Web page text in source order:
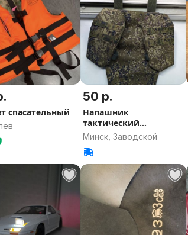
спасательный
50 р.
Напашник
тактический
трехлепестковый
(чехол)
Минск, Заводской